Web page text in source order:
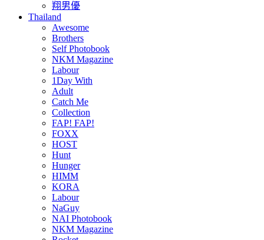
翔男優
Thailand
Awesome
Brothers
Self Photobook
NKM Magazine
Labour
1Day With
Adult
Catch Me
Collection
FAP! FAP!
FOXX
HOST
Hunt
Hunger
HIMM
KORA
Labour
NaGuy
NAI Photobook
NKM Magazine